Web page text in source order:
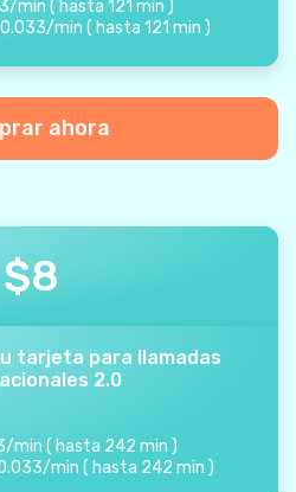
/min ( hasta 121 min )
0.033/min ( hasta 121 min )
ahora
$8
tarjeta para llamadas
2.0
/min ( hasta 242 min )
/min ( hasta 242 min )